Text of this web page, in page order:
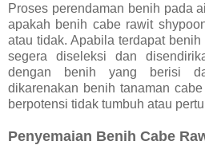
Proses perendaman benih pada
apakah benih cabe rawit
atau tidak. Apabila terdapat
segera diseleksi dan
dengan benih yang berisi
dikarenakan benih tanaman
berpotensi tidak tumbuh atau
Penyemaian Benih Cabe